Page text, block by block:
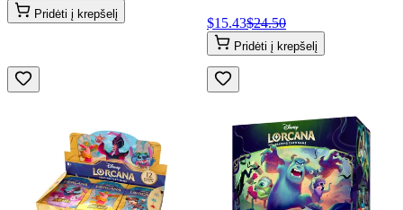
Pridėti į krepšelį
$15.43$24.50
Pridėti į krepšelį